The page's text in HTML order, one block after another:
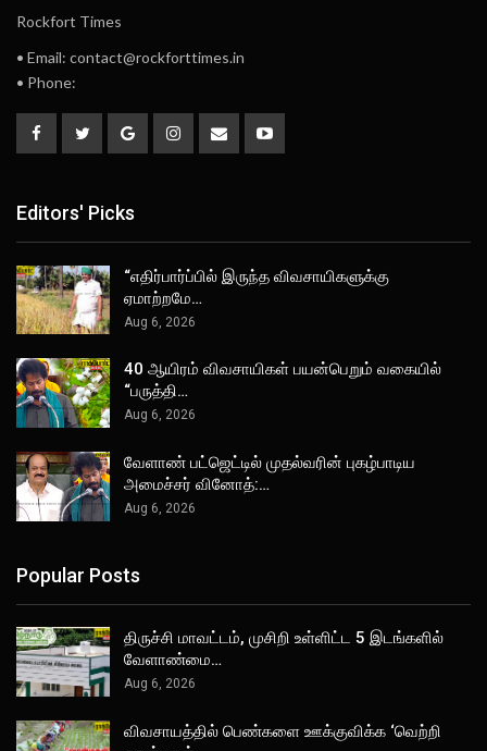
Rockfort Times
• Email: contact@rockforttimes.in
• Phone:
Editors' Picks
“எதிர்பார்ப்பில் இருந்த விவசாயிகளுக்கு
ஏமாற்றமே…
Aug 6, 2026
40 ஆயிரம் விவசாயிகள் பயன்பெறும் வகையில்
“பருத்தி…
Aug 6, 2026
வேளாண் பட்ஜெட்டில் முதல்வரின் புகழ்பாடிய
அமைச்சர் வினோத்:…
Aug 6, 2026
Popular Posts
திருச்சி மாவட்டம், முசிறி உள்ளிட்ட 5 இடங்களில்
வேளாண்மை…
Aug 6, 2026
விவசாயத்தில் பெண்களை ஊக்குவிக்க ‘வெற்றி